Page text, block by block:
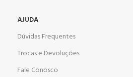
AJUDA
Dúvidas Frequentes
Trocas e Devoluções
Fale Conosco